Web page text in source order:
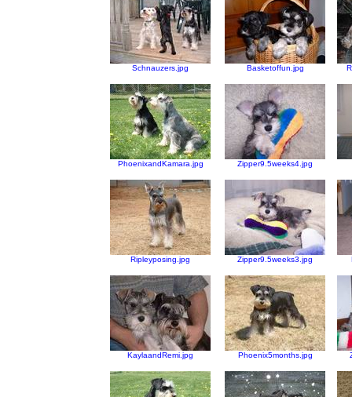
Schnauzers.jpg Basketoffun.jpg
PhoenixandKamara.jpg Zipper9.5weeks4.jpg
Ripleyposing.jpg Zipper9.5weeks3.jpg
KaylaandRemi.jpg Phoenix5months.jpg